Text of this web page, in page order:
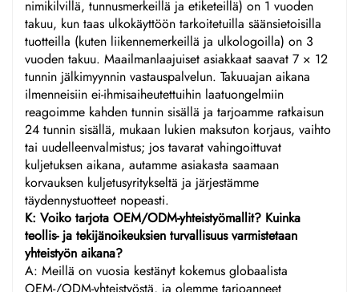
nimikilvillä, tunnusmerkeillä ja etiketeillä) on 1 vuoden
takuu, kun taas ulkokäyttöön tarkoitetuilla säänsietoisilla
tuotteilla (kuten liikennemerkeillä ja ulkologoilla) on 3
vuoden takuu. Maailmanlaajuiset asiakkaat saavat 7 × 12
tunnin jälkimyynnin vastauspalvelun. Takuuajan aikana
ilmenneisiin ei-ihmisaiheutettuihin laatuongelmiin
reagoimme kahden tunnin sisällä ja tarjoamme ratkaisun
24 tunnin sisällä, mukaan lukien maksuton korjaus, vaihto
tai uudelleenvalmistus; jos tavarat vahingoittuvat
kuljetuksen aikana, autamme asiakasta saamaan
korvauksen kuljetusyritykseltä ja järjestämme
täydennystuotteet nopeasti.
K: Voiko tarjota OEM/ODM-yhteistyömallit? Kuinka
teollis- ja tekijänoikeuksien turvallisuus varmistetaan
yhteistyön aikana?
A: Meillä on vuosia kestänyt kokemus globaalista
OEM-/ODM-yhteistyöstä, ja olemme tarjoanneet